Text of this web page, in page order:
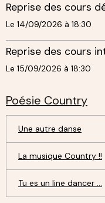
Reprise des cours
Le 14/09/2026 à 18:30
Reprise des cours
Le 15/09/2026 à 18:30
Poésie Country
Une autre danse
La musique Country !!
Tu es un line dancer ...